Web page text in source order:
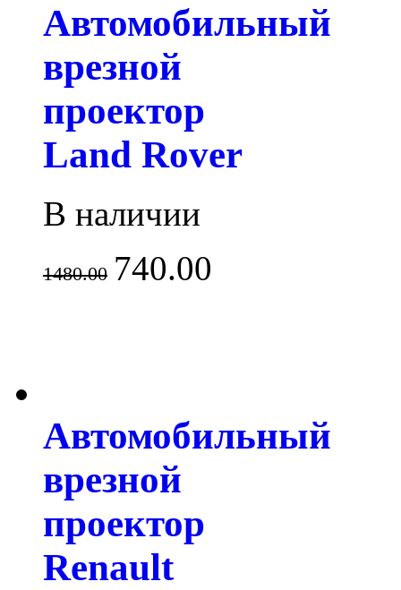
Автомобильный
врезной
проектор
Land Rover
В наличии
1480.00 740.00
Автомобильный
врезной
проектор
Renault